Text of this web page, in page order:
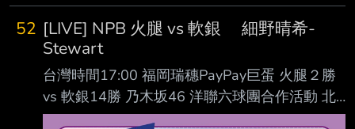
52 [LIVE] NPB 火腿 vs 軟銀 細野晴希-
Stewart
台灣時間17:00 福岡瑞穗PayPay巨蛋 火腿２勝
vs 軟銀14勝 乃木坂46 洋聯六球團合作活動 北
海道日本火腿鬥士 (56-45) AVG OBP SLG OPS